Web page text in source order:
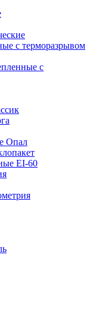
с терморазрывом
с
Опал
EI-60